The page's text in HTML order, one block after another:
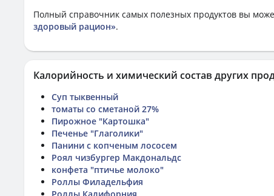
Полный справочник самых полезных продуктов вы
здоровый рацион».
Калорийность и химический состав других
Суп тыквенный
томаты со сметаной 27%
Пирожное "Картошка"
Печенье "Глаголики"
Панини с копченым лососем
Роял чизбургер Макдональдс
конфета "птичье молоко"
Роллы Филадельфия